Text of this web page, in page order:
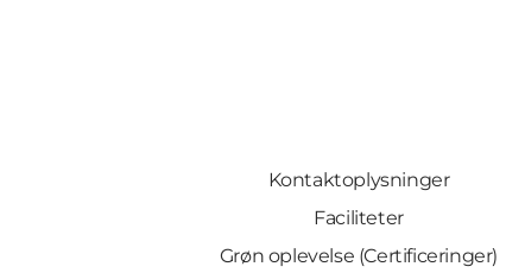
Kontaktoplysninger
Faciliteter
Grøn oplevelse (Certificeringer)